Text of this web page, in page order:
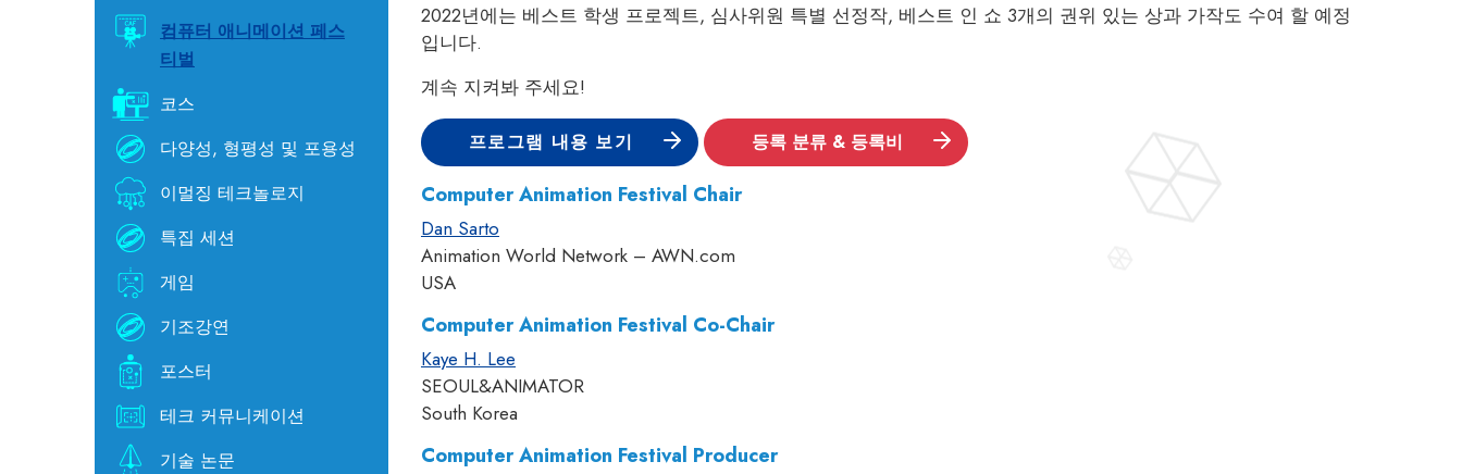
컴퓨터 애니메이션 페스
티벌
코스
다양성, 형평성 및 포용성
이멀징 테크놀로지
특집 세션
게임
기조강연
포스터
테크 커뮤니케이션
기술 논문
2022년에는 베스트 학생 프로젝트, 심사위원 특별 선정작, 베스트 인 쇼 3개의 권위 있는 상과 가작도 수여 할 예정
입니다.
계속 지켜봐 주세요!
프로그램 내용 보기 등록 분류 & 등록비
Computer Animation Festival Chair
Dan Sarto
Animation World Network – AWN.com
USA
Computer Animation Festival Co-Chair
Kaye H. Lee
SEOUL&ANIMATOR
South Korea
Computer Animation Festival Producer